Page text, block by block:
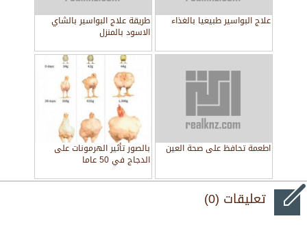
علاج البواسير طبيعيا بالغذاء طريقة علاج البواسير بالشاي
الاسود بالمنزل
اطعمة تحافظ على صحة العين بالصور تأثير الهرمونات على
الدجاج في 50 عاما
تعليقات (0)